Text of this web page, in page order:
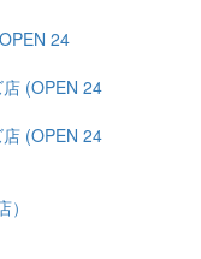
24
(OPEN 24
(OPEN 24